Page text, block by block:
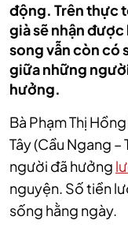
động. Trên thực
già sẽ nhận
song vẫn còn có
giữa những
hưởng.
Bà Phạm Thị
Tây (Cầu Ngang
người đã hưởng
nguyện. Số tiền
sống hằng ngày.